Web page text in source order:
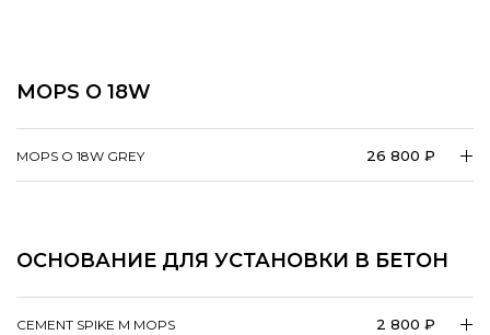
MOPS O 18W
MOPS O 18W GREY 26 800 ₽
ОСНОВАНИЕ ДЛЯ УСТАНОВКИ В БЕТОН
CEMENT SPIKE M MOPS 2 800 ₽